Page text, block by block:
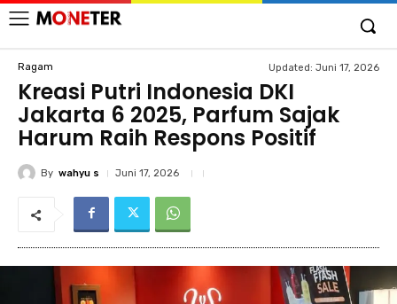
Ragam Updated: Juni 17, 2026
Kreasi Putri Indonesia DKI
Jakarta 6 2025, Parfum Sajak
Harum Raih Respons Positif
By wahyu s Juni 17, 2026